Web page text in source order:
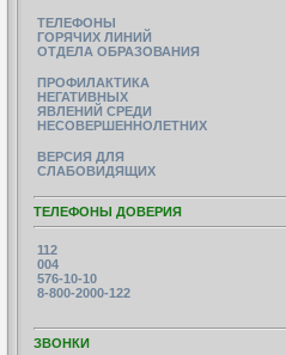
ТЕЛЕФОНЫ
ГОРЯЧИХ ЛИНИЙ
ОТДЕЛА ОБРАЗОВАНИЯ
ПРОФИЛАКТИКА
НЕГАТИВНЫХ
ЯВЛЕНИЙ СРЕДИ
НЕСОВЕРШЕННОЛЕТНИХ
ВЕРСИЯ ДЛЯ
СЛАБОВИДЯЩИХ
ТЕЛЕФОНЫ ДОВЕРИЯ
112
004
576-10-10
8-800-2000-122
ЗВОНКИ